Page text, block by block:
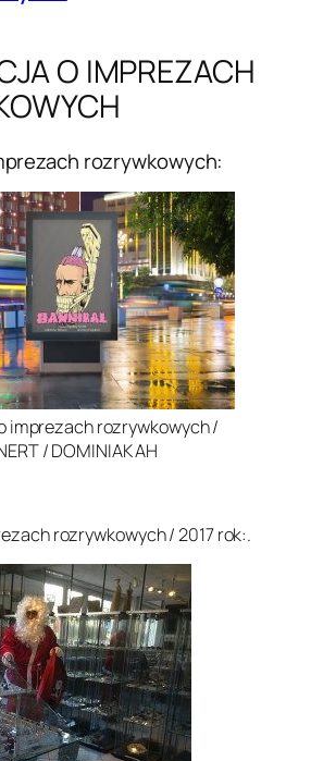
O IMPREZACH
rozrywkowych:
imprezach rozrywkowych /
/ DOMINIAK AH
rozrywkowych / 2017 rok:.